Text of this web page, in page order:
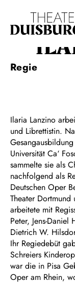
Zur Hauptnavigation
Zum Footer
Regie
Ilaria Lanzino
und Librettistin.
Universität Ca‘
sammelte sie als
nachfolgend als
Deutschen Oper
Theater
arbeitete mit
Peter, Jens-
Dietrich W.
Ihr Regiedebüt
Schreiers
war die in Pisa
Oper am Rhein,